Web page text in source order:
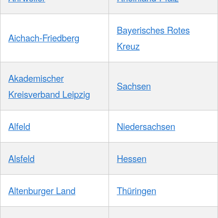
Aichach-Friedberg
Bayerisches Rotes
Kreuz
Akademischer
Kreisverband Leipzig
Sachsen
Alfeld Niedersachsen
Alsfeld Hessen
Altenburger Land Thüringen